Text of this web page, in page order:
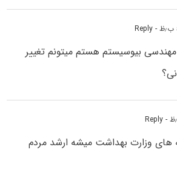
- Reply
بیوسیستم هستم میتونم تغییر
- Reply
های وزارت بهداشت میشه ارشد مردم